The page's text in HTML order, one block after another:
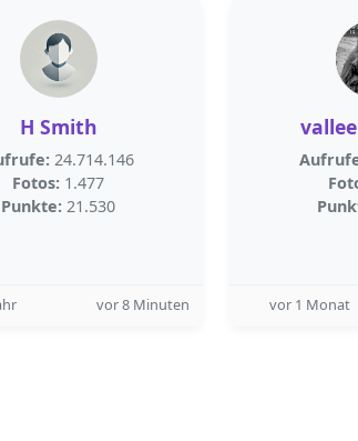
H Smith
24.714.146
Fotos: 1.477
Punkte: 21.530
vor 8 Minuten vor 1 Monat